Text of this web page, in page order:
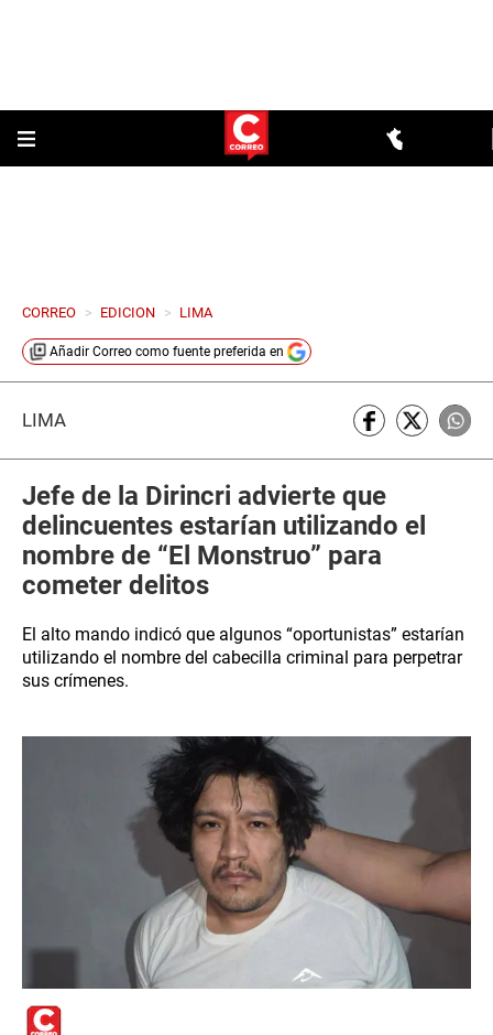
CORREO > EDICION > LIMA
Añadir Correo como fuente preferida en
LIMA
Jefe de la Dirincri advierte que
delincuentes estarían utilizando el
nombre de “El Monstruo” para
cometer delitos
El alto mando indicó que algunos “oportunistas” estarían
utilizando el nombre del cabecilla criminal para perpetrar
sus crímenes.